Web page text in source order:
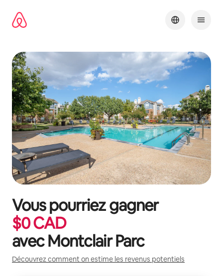
directement
Vous pourriez gagner
$0CAD
avecMontclair Parc
Découvrez comment on estime les revenus potentiels